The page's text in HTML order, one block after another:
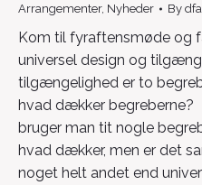
Arrangementer, Nyheder By
Kom til fyraftensmøde og
universel design og
tilgængelighed er to
hvad dækker begreberne?
bruger man tit nogle
hvad dækker, men er det
noget helt andet end